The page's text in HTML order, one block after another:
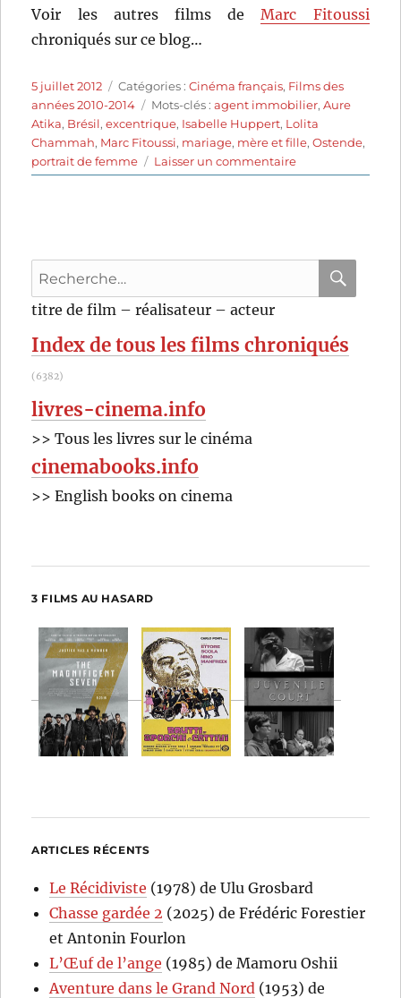
Voir les autres films deMarc Fitoussi
chroniqués sur ce blog…
Publié
le
5 juillet 2012 Catégories
Catégories :Cinéma français, Films des
années 2010-2014
Étiquettes
Mots-clés :agent immobilier,Aure
Atika, Brésil,excentrique, Isabelle Huppert, Lolita
Chammah, Marc Fitoussi, mariage, mère et fille,Ostende,
portrait de femme
Laisser un commentairesur
Copacabana
Recherche
pour
titre de film – réalisateur – acteur
Index de tous les films chroniqués
(6382)
livres-cinema.info
>> Tous les livres sur le cinéma
cinemabooks.info
>> English books on cinema
3 FILMS AU HASARD
ARTICLES RÉCENTS
Le Récidiviste (1978) de Ulu Grosbard
Chasse gardée 2 (2025) de Frédéric Forestier
et Antonin Fourlon
L’Œuf de l’ange (1985) de Mamoru Oshii
Aventure dans le Grand Nord (1953) de